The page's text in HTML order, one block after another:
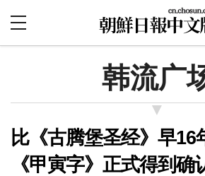
韩流广
比《古腾堡圣经》早16
《甲寅字》正式得到确